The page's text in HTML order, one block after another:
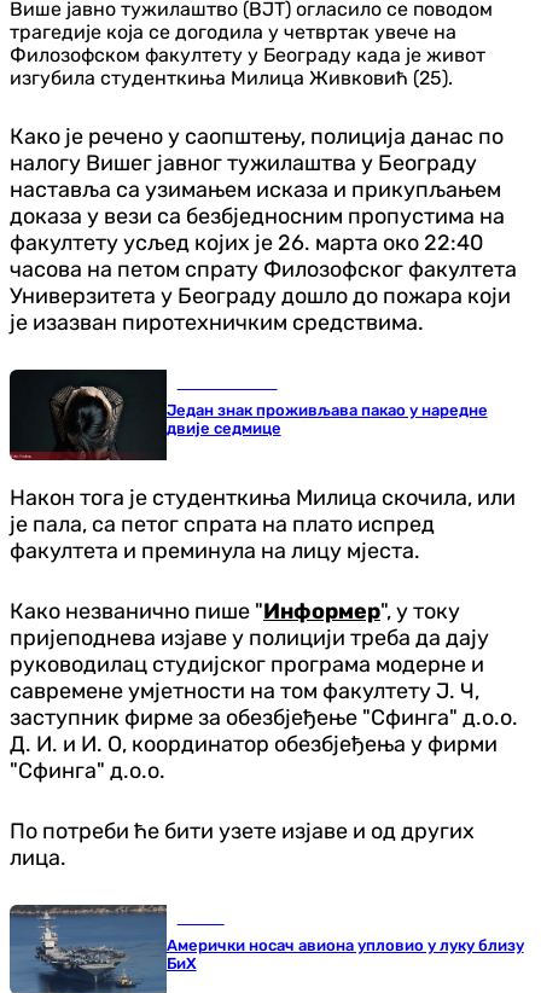
Више јавно тужилаштво (ВЈТ) огласило се поводом
трагедије која се догодила у четвртак увече на
Филозофском факултету у Београду када је живот
изгубила студенткиња Милица Живковић (25).
Како је речено у саопштењу, полиција данас по
налогу Вишег јавног тужилаштва у Београду
наставља са узимањем исказа и прикупљањем
доказа у вези са безбједносним пропустима на
факултету усљед којих је 26. марта око 22:40
часова на петом спрату Филозофског факултета
Универзитета у Београду дошло до пожара који
је изазван пиротехничким средствима.
Један знак проживљава пакао у наредне
двије седмице
Након тога је студенткиња Милица скочила, или
је пала, са петог спрата на плато испред
факултета и преминула на лицу мјеста.
Како незванично пише "Информер", у току
пријеподнева изјаве у полицији треба да дају
руководилац студијског програма модерне и
савремене умјетности на том факултету Ј. Ч,
заступник фирме за обезбјеђење "Сфинга" д.о.о.
Д. И. и И. О, координатор обезбјеђења у фирми
"Сфинга" д.о.о.
По потреби ће бити узете изјаве и од других
лица.
Амерички носач авиона упловио у луку близу
БиХ